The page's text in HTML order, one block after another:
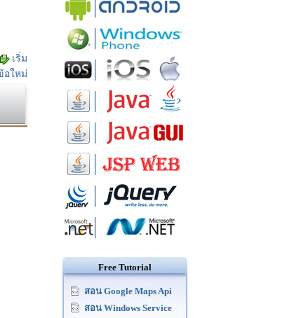
เริ่ม
อใหม่
Free Tutorial
สอน Google Maps Api
สอน Windows Service